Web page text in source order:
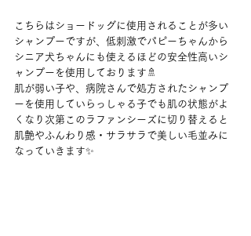
こちらはショードッグに使用されることが多い
シャンプーですが、低刺激でパピーちゃんから
シニア犬ちゃんにも使えるほどの安全性高いシ
ャンプーを使用しております🚿
肌が弱い子や、病院さんで処方されたシャンプ
ーを使用していらっしゃる子でも肌の状態がよ
くなり次第このラファンシーズに切り替えると
肌艶やふんわり感・サラサラで美しい毛並みに
なっていきます✨